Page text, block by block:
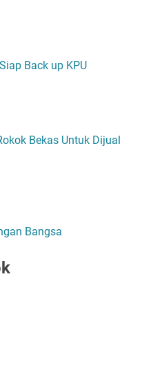
Back up KPU
Bekas Untuk Dijual
Bangsa